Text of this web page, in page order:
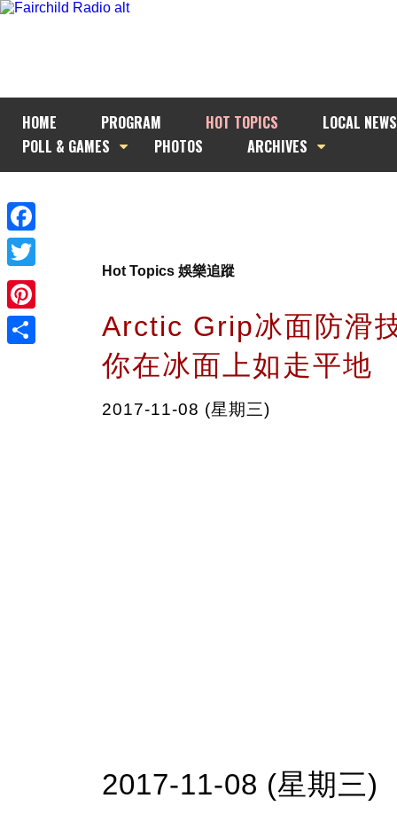
HOME PROGRAM HOT TOPICS
LOCAL NEWS
POLL & GAMES
PHOTOS ARCHIVES
Facebook
Twitter
Pinterest
Hot Topics 娛樂追蹤
Arctic Grip冰面防滑
你在冰面上如走平地
2017-11-08 (星期三)
2017-11-08 (星期三)